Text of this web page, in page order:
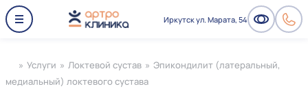
Иркутск ул. Марата, 54
» Услуги » Локтевой сустав » Эпикондилит (латеральный,
медиальный) локтевого сустава